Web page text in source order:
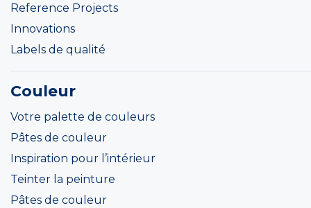
Reference Projects
Innovations
Labels de qualité
Couleur
Votre palette de couleurs
Pâtes de couleur
Inspiration pour l’intérieur
Teinter la peinture
Pâtes de couleur